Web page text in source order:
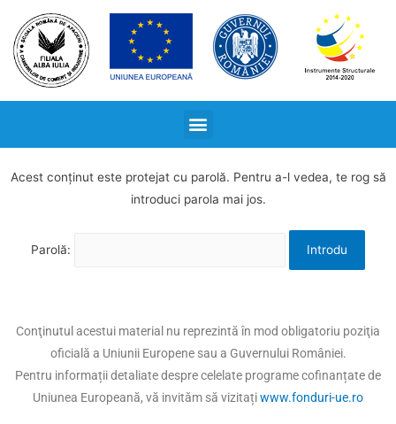
Acest conținut este protejat cu parolă. Pentru a-l vedea, te rog să
introduci parola mai jos.
Parolă:
Conţinutul acestui material nu reprezintă în mod obligatoriu poziţia
oficială a Uniunii Europene sau a Guvernului României.
Pentru informații detaliate despre celelate programe cofinanțate de
Uniunea Europeană, vă invităm să vizitațiwww.fonduri-ue.ro